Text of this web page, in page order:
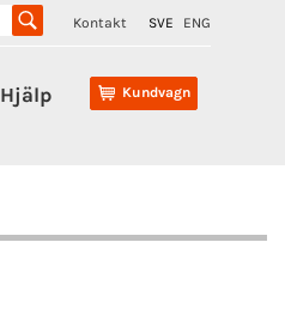
Kontakt SVE ENG
Kundvagn
Hjälp